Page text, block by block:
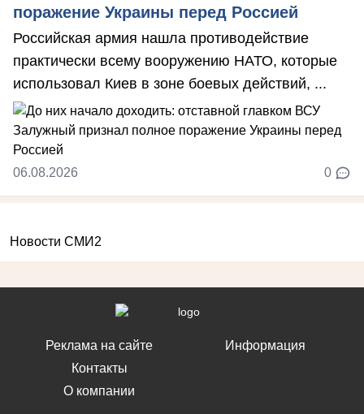
поражение Украины перед Россией
Российская армия нашла противодействие
практически всему вооружению НАТО, которые
использовал Киев в зоне боевых действий, ...
06.08.2026 0
Новости СМИ2
Реклама на сайте
Контакты
О компании
Информация